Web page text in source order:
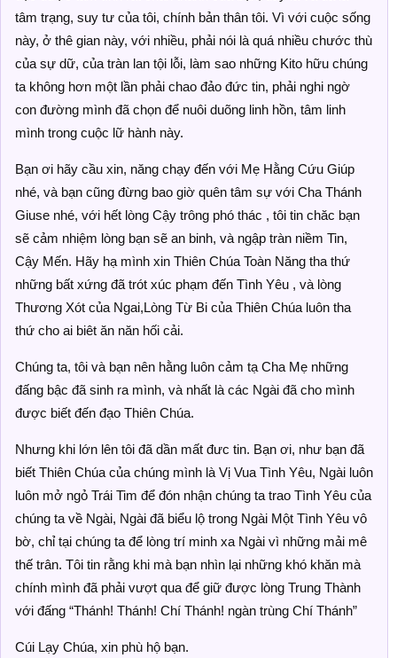
tâm trạng, suy tư của tôi, chính bản thân tôi. Vì với cuộc sống
này, ở thê gian này, với nhiều, phải nói là quá nhiều chước thù
của sự dữ, của tràn lan tội lỗi, làm sao những Kito hữu chúng
ta không hơn một lần phải chao đảo đức tin, phải nghi ngờ
con đường mình đã chọn để nuôi duõng linh hồn, tâm linh
mình trong cuộc lữ hành này.
Bạn ơi hãy cầu xin, năng chạy đến với Mẹ Hằng Cứu Giúp
nhé, và bạn cũng đừng bao giờ quên tâm sự với Cha Thánh
Giuse nhé, với hết lòng Cậy trông phó thác , tôi tin chăc bạn
sẽ cảm nhiệm lòng bạn sẽ an binh, và ngập tràn niềm Tin,
Cậy Mến. Hãy hạ mình xin Thiên Chúa Toàn Năng tha thứ
những bất xứng đã trót xúc phạm đến Tình Yêu , và lòng
Thương Xót của Ngai,Lòng Từ Bi của Thiên Chúa luôn tha
thứ cho ai biêt ăn năn hối cải.
Chúng ta, tôi và bạn nên hằng luôn cảm tạ Cha Mẹ những
đấng bậc đã sinh ra mình, và nhất là các Ngài đã cho mình
được biết đến đạo Thiên Chúa.
Nhưng khi lớn lên tôi đã dần mất đưc tin. Bạn ơi, như bạn đã
biết Thiên Chúa của chúng mình là Vị Vua Tình Yêu, Ngài luôn
luôn mở ngỏ Trái Tim để đón nhận chúng ta trao Tình Yêu của
chúng ta về Ngài, Ngài đã biểu lộ trong Ngài Một Tình Yêu vô
bờ, chỉ tại chúng ta để lòng trí minh xa Ngài vì những mải mê
thế trân. Tôi tin rằng khi mà bạn nhìn lại những khó khăn mà
chính mình đã phải vượt qua để giữ được lòng Trung Thành
với đấng “Thánh! Thánh! Chí Thánh! ngàn trùng Chí Thánh”
Cúi Lạy Chúa, xin phù hộ bạn.